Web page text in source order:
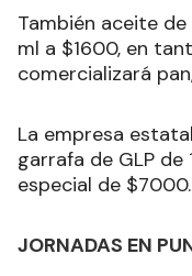
También aceite
ml a $1600, en
comercializará
La empresa
garrafa de GLP
especial de $7000.
JORNADAS EN